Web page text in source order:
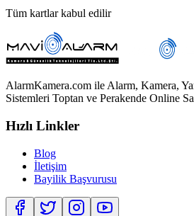
Tüm kartlar kabul edilir
AlarmKamera.com ile Alarm, Kamera,
Sistemleri Toptan ve Perakende Online
Hızlı Linkler
Blog
İletişim
Bayilik Başvurusu